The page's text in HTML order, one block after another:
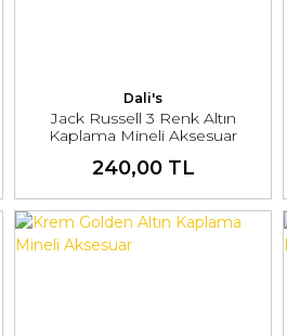
Dali's
Jack Russell 3 Renk Altın
Kaplama Mineli Aksesuar
240,00 TL